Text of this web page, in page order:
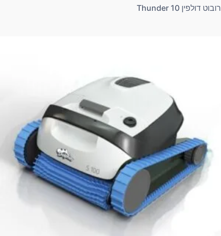
רובוט דולפין Thunder 10